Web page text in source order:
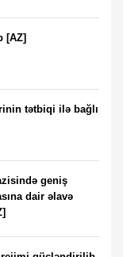
[AZ]
tətbiqi ilə bağlı
geniş
dair əlavə